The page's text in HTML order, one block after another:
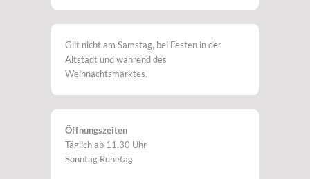
Gilt nicht am Samstag, bei Festen in der
Altstadt und während des
Weihnachtsmarktes.
Öffnungszeiten
Täglich ab 11.30 Uhr
Sonntag Ruhetag